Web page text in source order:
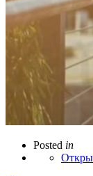
Posted in